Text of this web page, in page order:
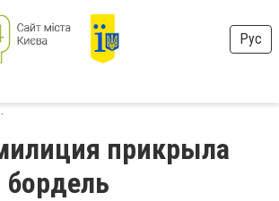
Рус
прикрыла